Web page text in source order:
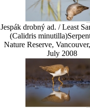
Jespák drobný ad. / Least
(Calidris minutilla)
Nature Reserve,
July 2008